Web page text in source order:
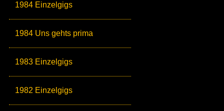
1984 Einzelgigs
1984 Uns gehts prima
1983 Einzelgigs
1982 Einzelgigs